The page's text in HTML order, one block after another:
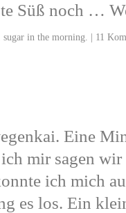
Süß noch …
sugar in the morning. | 11
Eine
mir sagen wir
ich mich
es los. Ein